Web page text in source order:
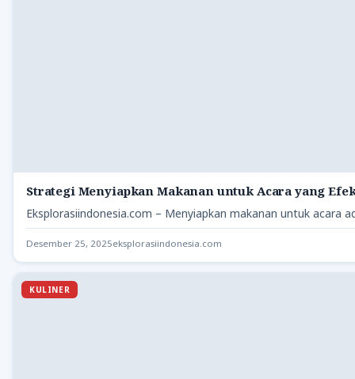
Strategi Menyiapkan Makanan untuk Acara yang
Eksplorasiindonesia.com – Menyiapkan makanan untuk acara
Desember 25, 2025eksplorasiindonesia.com
KULINER